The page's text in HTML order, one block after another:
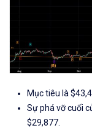
Mục tiêu là
Sự phá vỡ cuối
$29,877.